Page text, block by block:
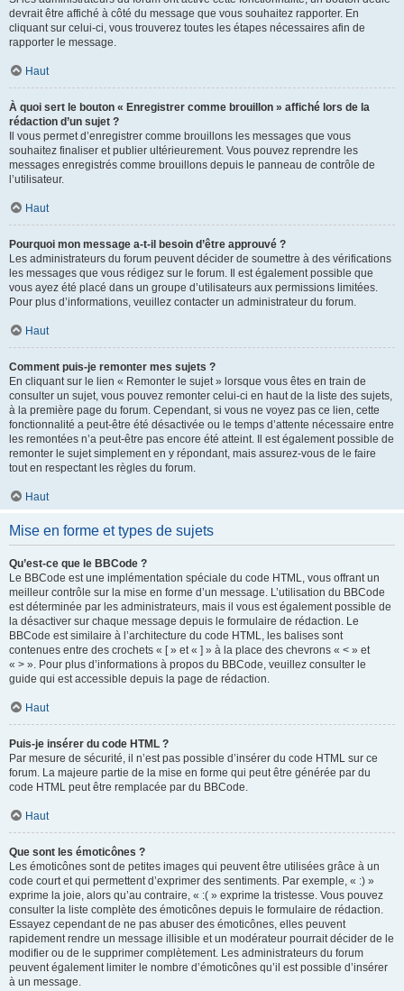
devrait être affiché à côté du message que vous souhaitez rapporter. En
cliquant sur celui-ci, vous trouverez toutes les étapes nécessaires afin de
rapporter le message.
Haut
À quoi sert le bouton « Enregistrer comme brouillon » affiché lors de la
rédaction d’un sujet ?
Il vous permet d’enregistrer comme brouillons les messages que vous
souhaitez finaliser et publier ultérieurement. Vous pouvez reprendre les
messages enregistrés comme brouillons depuis le panneau de contrôle de
l’utilisateur.
Haut
Pourquoi mon message a-t-il besoin d’être approuvé ?
Les administrateurs du forum peuvent décider de soumettre à des vérifications
les messages que vous rédigez sur le forum. Il est également possible que
vous ayez été placé dans un groupe d’utilisateurs aux permissions limitées.
Pour plus d’informations, veuillez contacter un administrateur du forum.
Haut
Comment puis-je remonter mes sujets ?
En cliquant sur le lien « Remonter le sujet » lorsque vous êtes en train de
consulter un sujet, vous pouvez remonter celui-ci en haut de la liste des sujets,
à la première page du forum. Cependant, si vous ne voyez pas ce lien, cette
fonctionnalité a peut-être été désactivée ou le temps d’attente nécessaire entre
les remontées n’a peut-être pas encore été atteint. Il est également possible de
remonter le sujet simplement en y répondant, mais assurez-vous de le faire
tout en respectant les règles du forum.
Haut
Mise en forme et types de sujets
Qu’est-ce que le BBCode ?
Le BBCode est une implémentation spéciale du code HTML, vous offrant un
meilleur contrôle sur la mise en forme d’un message. L’utilisation du BBCode
est déterminée par les administrateurs, mais il vous est également possible de
la désactiver sur chaque message depuis le formulaire de rédaction. Le
BBCode est similaire à l’architecture du code HTML, les balises sont
contenues entre des crochets « [ » et « ] » à la place des chevrons « < » et
« > ». Pour plus d’informations à propos du BBCode, veuillez consulter le
guide qui est accessible depuis la page de rédaction.
Haut
Puis-je insérer du code HTML ?
Par mesure de sécurité, il n’est pas possible d’insérer du code HTML sur ce
forum. La majeure partie de la mise en forme qui peut être générée par du
code HTML peut être remplacée par du BBCode.
Haut
Que sont les émoticônes ?
Les émoticônes sont de petites images qui peuvent être utilisées grâce à un
code court et qui permettent d’exprimer des sentiments. Par exemple, « :) »
exprime la joie, alors qu’au contraire, « :( » exprime la tristesse. Vous pouvez
consulter la liste complète des émoticônes depuis le formulaire de rédaction.
Essayez cependant de ne pas abuser des émoticônes, elles peuvent
rapidement rendre un message illisible et un modérateur pourrait décider de le
modifier ou de le supprimer complètement. Les administrateurs du forum
peuvent également limiter le nombre d’émoticônes qu’il est possible d’insérer
à un message.